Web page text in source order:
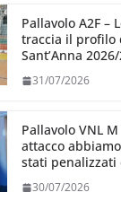
Pallavolo A2F –
traccia il profilo
Sant’Anna
31/07/2026
Pallavolo VNL
attacco
stati penalizzati
30/07/2026